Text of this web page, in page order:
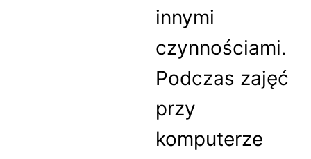
innymi
czynnościami.
Podczas zajęć
przy
komputerze